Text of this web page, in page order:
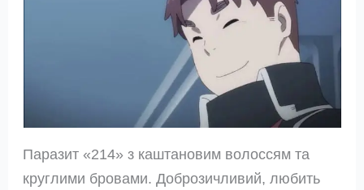
Паразит «214» з каштановим волоссям та
круглими бровами. Доброзичливий, любить